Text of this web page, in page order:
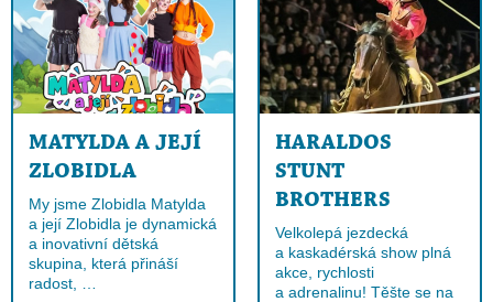
MATYLDA A JEJÍ
ZLOBIDLA
My jsme Zlobidla Matylda
a její Zlobidla je dynamická
a inovativní dětská
skupina, která přináší
radost, …
HARALDOS
STUNT
BROTHERS
Velkolepá jezdecká
a kaskadérská show plná
akce, rychlosti
a adrenalinu! Těšte se na